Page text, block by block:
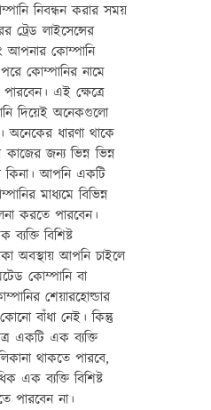
নিবন্ধন করার সময়
ট্রেড লাইসেন্সের
আপনার কোম্পানি
কোম্পানির নামে
এই ক্ষেত্রে
দিয়েই অনেকগুলো
ধারণা থাকে
জন্য ভিন্ন ভিন্ন
কিনা। আপনি একটি
মাধ্যমে বিভিন্ন
করতে পারবেন।
বিশিষ্ট
অবস্থায় আপনি চাইলে
কোম্পানি বা
শেয়ারহোল্ডার
বাঁধা নেই। কিন্তু
একটি এক ব্যক্তি
থাকতে পারবে,
এক ব্যক্তি বিশিষ্ট
পারবেন না।